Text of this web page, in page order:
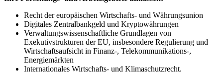
Recht der europäischen Wirtschafts- und Währungsunion
Digitales Zentralbankgeld und Kryptowährungen
Verwaltungswissenschaftliche Grundlagen von
Exekutivstrukturen der EU, insbesondere Regulierung und
Wirtschaftsaufsicht in Finanz-, Telekommunikations-,
Energiemärkten
Internationales Wirtschafts- und Klimaschutzrecht.